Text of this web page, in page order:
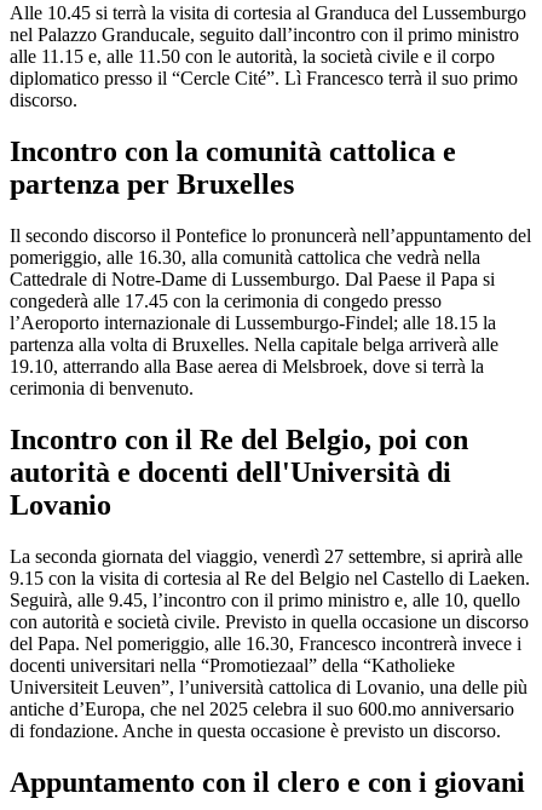
Alle 10.45 si terrà la visita di cortesia al Granduca del Lussemburgo
nel Palazzo Granducale, seguito dall’incontro con il primo ministro
alle 11.15 e, alle 11.50 con le autorità, la società civile e il corpo
diplomatico presso il “Cercle Cité”. Lì Francesco terrà il suo primo
discorso.
Incontro con la comunità cattolica e
partenza per Bruxelles
Il secondo discorso il Pontefice lo pronuncerà nell’appuntamento del
pomeriggio, alle 16.30, alla comunità cattolica che vedrà nella
Cattedrale di Notre-Dame di Lussemburgo. Dal Paese il Papa si
congederà alle 17.45 con la cerimonia di congedo presso
l’Aeroporto internazionale di Lussemburgo-Findel; alle 18.15 la
partenza alla volta di Bruxelles. Nella capitale belga arriverà alle
19.10, atterrando alla Base aerea di Melsbroek, dove si terrà la
cerimonia di benvenuto.
Incontro con il Re del Belgio, poi con
autorità e docenti dell'Università di
Lovanio
La seconda giornata del viaggio, venerdì 27 settembre, si aprirà alle
9.15 con la visita di cortesia al Re del Belgio nel Castello di Laeken.
Seguirà, alle 9.45, l’incontro con il primo ministro e, alle 10, quello
con autorità e società civile. Previsto in quella occasione un discorso
del Papa. Nel pomeriggio, alle 16.30, Francesco incontrerà invece i
docenti universitari nella “Promotiezaal” della “Katholieke
Universiteit Leuven”, l’università cattolica di Lovanio, una delle più
antiche d’Europa, che nel 2025 celebra il suo 600.mo anniversario
di fondazione. Anche in questa occasione è previsto un discorso.
Appuntamento con il clero e con i giovani